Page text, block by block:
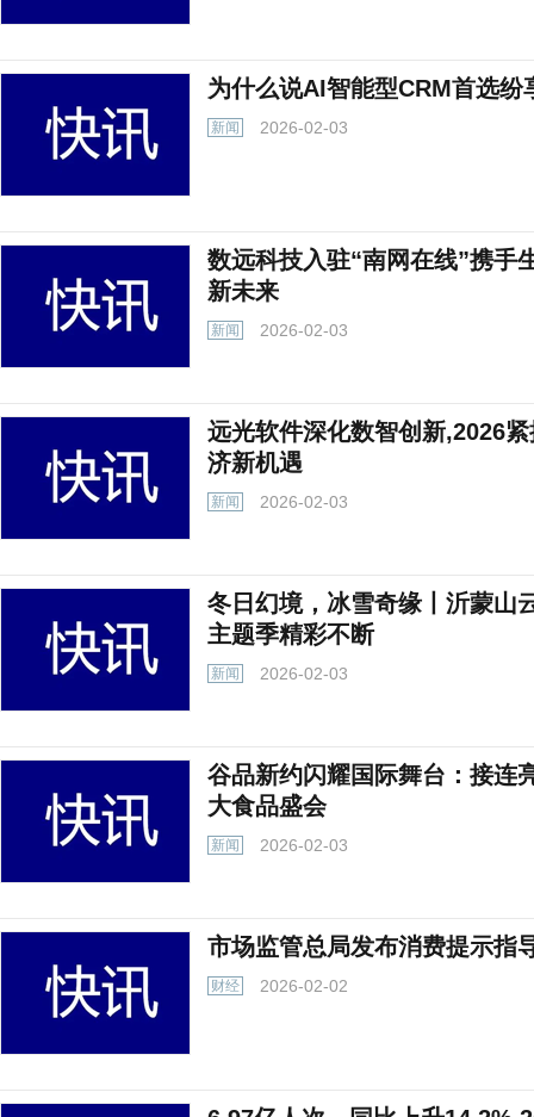
为什么说AI智能型CRM首选纷
新闻 2026-02-03
数远科技入驻“南网在线”携手
新未来
新闻 2026-02-03
远光软件深化数智创新,2026
济新机遇
新闻 2026-02-03
冬日幻境，冰雪奇缘丨沂蒙山
主题季精彩不断
新闻 2026-02-03
谷品新约闪耀国际舞台：接连
大食品盛会
新闻 2026-02-03
市场监管总局发布消费提示指
财经 2026-02-02